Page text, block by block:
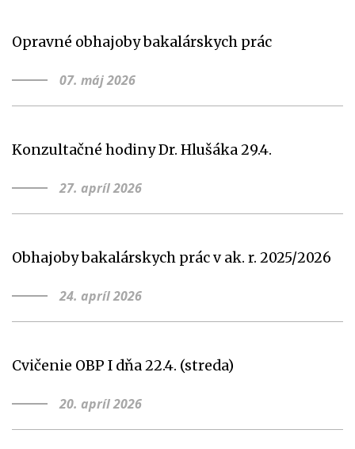
Opravné obhajoby bakalárskych prác
07. máj 2026
Konzultačné hodiny Dr. Hlušáka 29.4.
27. apríl 2026
Obhajoby bakalárskych prác v ak. r. 2025/2026
24. apríl 2026
Cvičenie OBP I dňa 22.4. (streda)
20. apríl 2026